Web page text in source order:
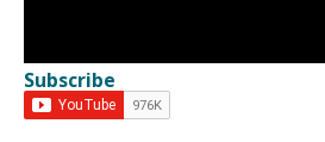
Subscribe